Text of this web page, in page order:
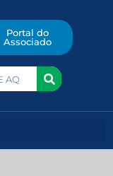
Portal do
Associado